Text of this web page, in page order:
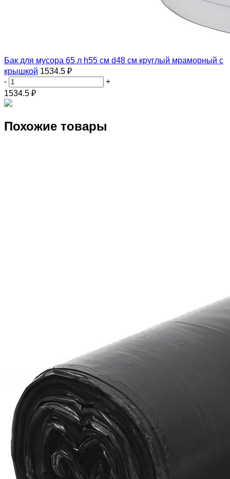
Бак для мусора 65 л h55 см d48 см круглый мраморный с
крышкой 1534.5 ₽
-
+
1534.5 ₽
Похожие товары